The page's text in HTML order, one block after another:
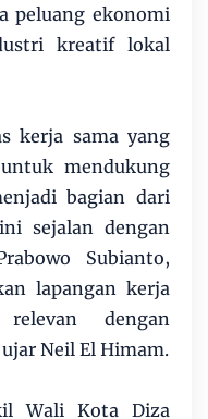
peluang ekonomi
kreatif lokal
kerja sama yang
mendukung
bagian dari
sejalan dengan
Subianto,
lapangan kerja
dengan
Neil El Himam.
Wali Kota Diza